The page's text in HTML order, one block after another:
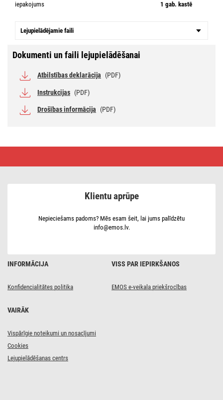
iepakojums
1 gab. kastē
Lejupielādējamie faili
Dokumenti un faili lejupielādēšanai
Atbilstības deklarācija (PDF)
Instrukcijas (PDF)
Drošības informācija (PDF)
INFORMĀCIJA
Konfidencialitātes politika
VISS PAR IEPIRKŠANOS
EMOS e-veikala priekšrocības
VAIRĀK
Vispārīgie noteikumi un nosacījumi
Cookies
Lejupielādēšanas centrs
Klientu aprūpe
Nepieciešams padoms? Mēs esam šeit, lai jums palīdzētu
info@emos.lv.